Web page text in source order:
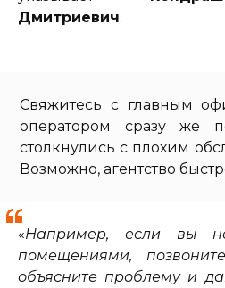
Дмитриевич.
Свяжитесь с главным
оператором сразу же
столкнулись с плохим
Возможно, агентство
«Например, если вы
помещениями,
объясните проблему и